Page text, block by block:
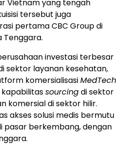
Vietnam yang tengah
tersebut juga
pertama CBC Group di
Tenggara.
investasi terbesar
sektor layanan kesehatan,
komersialisasiMedTech
sourcingdi sektor
komersial di sektor hilir.
akses solusi medis bermutu
pasar berkembang, dengan